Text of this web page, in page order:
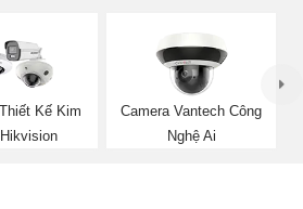
Kế Kim
Hikvision
Camera Vantech Công
Nghệ Ai